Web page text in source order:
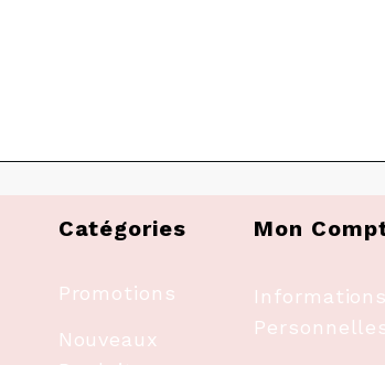
Catégories
Promotions
Nouveaux
Mon
Informations